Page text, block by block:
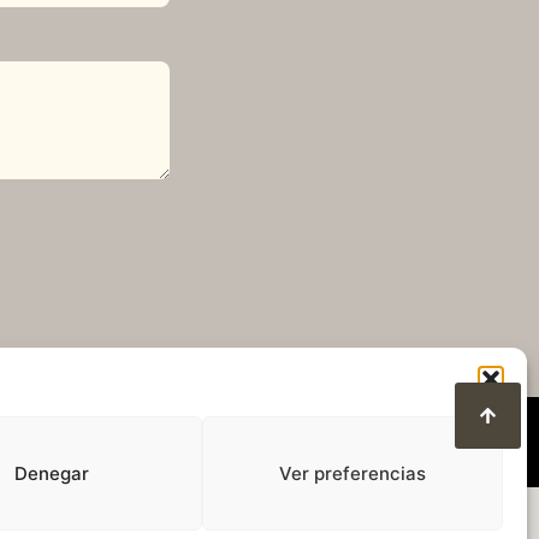
Denegar Ver preferencias